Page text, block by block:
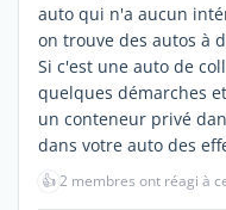
auto qui n'a aucun
on trouve des autos à
Si c'est une auto de
quelques démarches
un conteneur privé
dans votre auto des
👍2 membres ont réagi à